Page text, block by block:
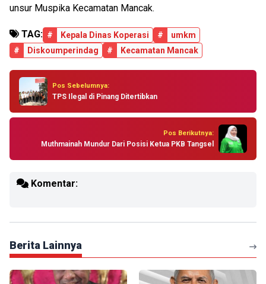
unsur Muspika Kecamatan Mancak.
TAG: # Kepala Dinas Koperasi #
umkm
#
Diskoumperindag # Kecamatan Mancak
Pos Sebelumnya:
TPS Ilegal di Pinang Ditertibkan
Pos Berikutnya:
Muthmainah Mundur Dari Posisi Ketua PKB Tangsel
Komentar:
Berita Lainnya